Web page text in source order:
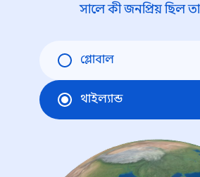
সালে কী জনপ্রিয় ছিল
গ্লোবাল
থাইল্যান্ড